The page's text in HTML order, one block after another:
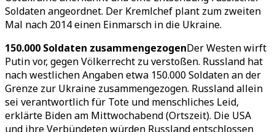
Soldaten angeordnet. Der Kremlchef plant zum zweiten
Mal nach 2014 einen Einmarsch in die Ukraine.
150.000 Soldaten zusammengezogenDer Westen wirft
Putin vor, gegen Völkerrecht zu verstoßen. Russland hat
nach westlichen Angaben etwa 150.000 Soldaten an der
Grenze zur Ukraine zusammengezogen. Russland allein
sei verantwortlich für Tote und menschliches Leid,
erklärte Biden am Mittwochabend (Ortszeit). Die USA
und ihre Verbündeten würden Russland entschlossen